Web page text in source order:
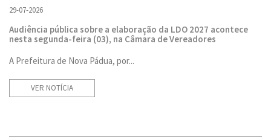
29-07-2026
Audiência pública sobre a elaboração da LDO 2027 acontece
nesta segunda-feira (03), na Câmara de Vereadores
A Prefeitura de Nova Pádua, por...
VER NOTÍCIA